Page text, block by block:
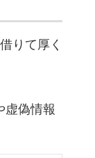
りて厚く
虚偽情報